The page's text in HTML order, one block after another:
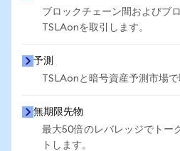
ブロックチェーン間およびブ
TSLAonを取引します。
予測
TSLAonと暗号資産予測市場で
無期限先物
最大50倍のレバレッジでトー
トします。